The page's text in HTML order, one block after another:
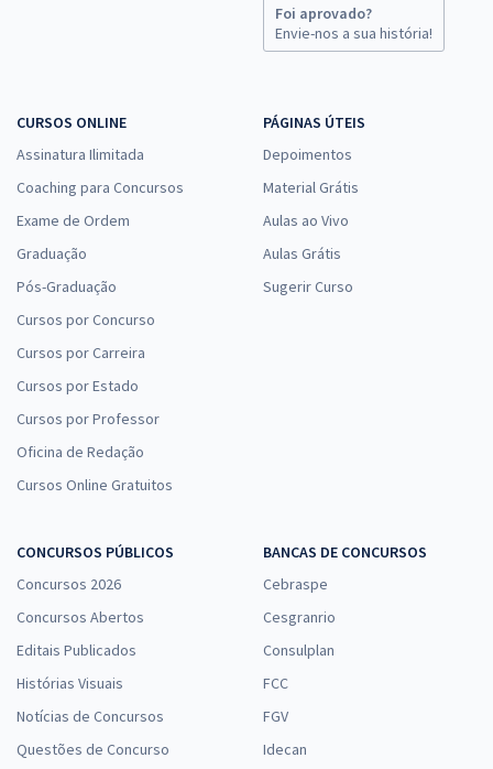
Foi aprovado?
Envie-nos a sua história!
CURSOS ONLINE
Assinatura Ilimitada
Coaching para Concursos
Exame de Ordem
Graduação
Pós-Graduação
Cursos por Concurso
Cursos por Carreira
Cursos por Estado
Cursos por Professor
Oficina de Redação
Cursos Online Gratuitos
PÁGINAS ÚTEIS
Depoimentos
Material Grátis
Aulas ao Vivo
Aulas Grátis
Sugerir Curso
CONCURSOS PÚBLICOS
Concursos 2026
Concursos Abertos
Editais Publicados
Histórias Visuais
Notícias de Concursos
Questões de Concurso
BANCAS DE CONCURSOS
Cebraspe
Cesgranrio
Consulplan
FCC
FGV
Idecan